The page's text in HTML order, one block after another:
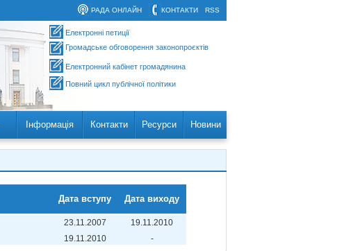
RSS
КОНТАКТИ
РАДА ОНЛАЙН
Електронні петиції
Громадське обговорення законопроєктів
Електронний кабінет громадянина
Повний цикл публічної політики
Інформація Контакти Ресурси Новини
Дата вступу Дата виходу
23.11.2007
19.11.2010
19.11.2010 -